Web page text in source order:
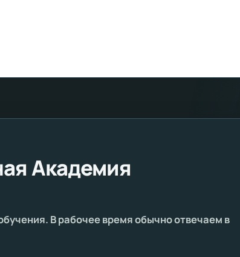
Академия
В рабочее время обычно отвечаем в